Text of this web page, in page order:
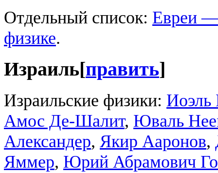
Отдельный список: Евреи —
физике.
Израиль[править]
Израильские физики: Иоэль
Амос Де-Шалит, Юваль
Александер, Якир Ааронов,
Яммер, Юрий Абрамович